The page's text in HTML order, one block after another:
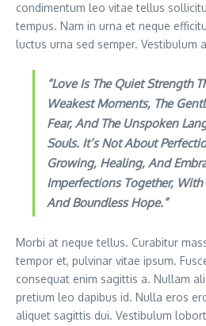
condimentum leo vitae tellus
tempus. Nam in urna et neque
luctus urna sed semper. Vestibulum
“Love Is The Quiet Strength
Weakest Moments, The
Fear, And The Unspoken
Souls. It’s Not About
Growing, Healing, And
Imperfections Together,
And Boundless Hope.”
Morbi at neque tellus. Curabitur
tempor et, pulvinar vitae ipsum.
consequat enim sagittis a. Nullam
pretium leo dapibus id. Nulla eros
aliquet sagittis dui. Vestibulum